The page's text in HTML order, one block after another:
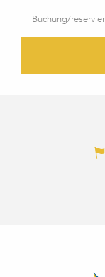
Buchung/